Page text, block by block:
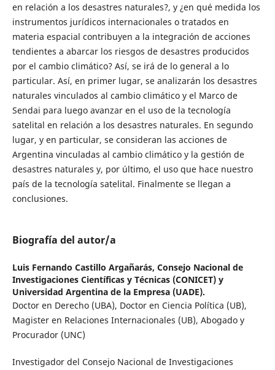
en relación a los desastres naturales?, y ¿en qué medida los
instrumentos jurídicos internacionales o tratados en
materia espacial contribuyen a la integración de acciones
tendientes a abarcar los riesgos de desastres producidos
por el cambio climático? Así, se irá de lo general a lo
particular. Así, en primer lugar, se analizarán los desastres
naturales vinculados al cambio climático y el Marco de
Sendai para luego avanzar en el uso de la tecnología
satelital en relación a los desastres naturales. En segundo
lugar, y en particular, se consideran las acciones de
Argentina vinculadas al cambio climático y la gestión de
desastres naturales y, por último, el uso que hace nuestro
país de la tecnología satelital. Finalmente se llegan a
conclusiones.
Biografía del autor/a
Luis Fernando Castillo Argañarás, Consejo Nacional de
Investigaciones Científicas y Técnicas (CONICET) y
Universidad Argentina de la Empresa (UADE).
Doctor en Derecho (UBA), Doctor en Ciencia Política (UB),
Magister en Relaciones Internacionales (UB), Abogado y
Procurador (UNC)
Investigador del Consejo Nacional de Investigaciones